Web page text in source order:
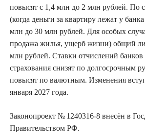
повысят с 1,4 млн до 2 млн рублей. По
(когда деньги за квартиру лежат у
млн до 30 млн рублей. Для особых
продажа жилья, ущерб жизни) общий
млн рублей. Ставки отчислений
страхования снизят по долгосрочным
повысят по валютным. Изменения
января 2027 года.
Законопроект № 1240316-8 внесён в
Правительством РФ.